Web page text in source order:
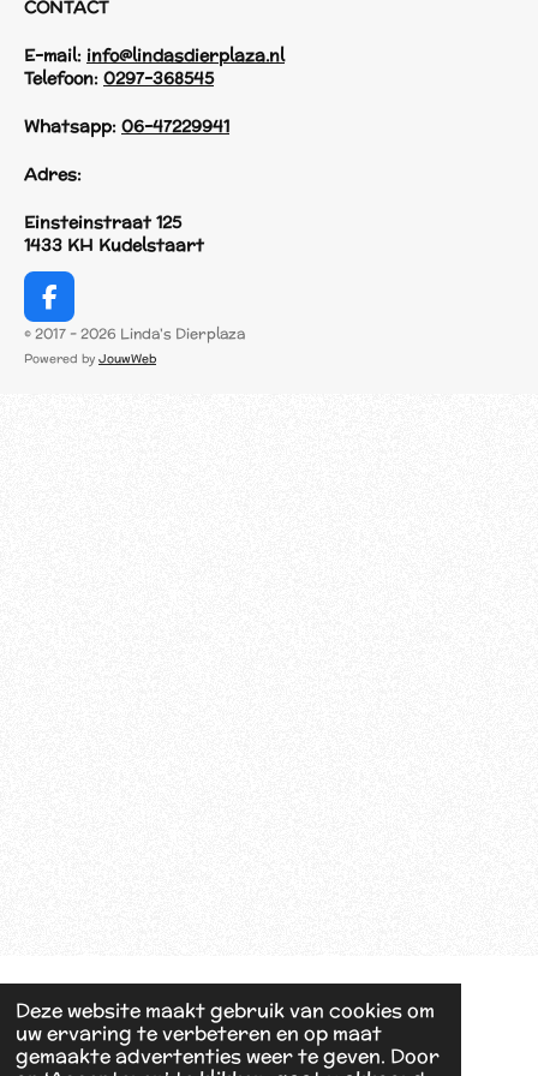
Deze website maakt gebruik van cookies om
uw ervaring te verbeteren en op maat
gemaakte advertenties weer te geven. Door
CONTACT
E-mail: info@lindasdierplaza.nl
Telefoon: 0297-368545
Whatsapp: 06-47229941
Adres:
Einsteinstraat 125
1433 KH Kudelstaart
F
a
c
© 2017 - 2026 Linda's Dierplaza
Powered by JouwWeb